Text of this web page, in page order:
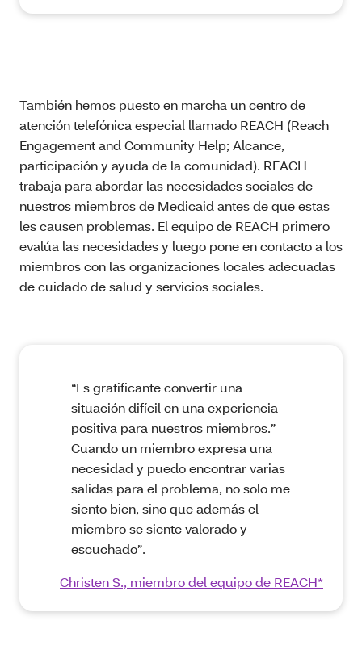
También hemos puesto en marcha un centro de
atención telefónica especial llamado REACH (Reach
Engagement and Community Help; Alcance,
participación y ayuda de la comunidad). REACH
trabaja para abordar las necesidades sociales de
nuestros miembros de Medicaid antes de que estas
les causen problemas. El equipo de REACH primero
evalúa las necesidades y luego pone en contacto a los
miembros con las organizaciones locales adecuadas
de cuidado de salud y servicios sociales.
“Es gratificante convertir una
situación difícil en una experiencia
positiva para nuestros miembros.”
Cuando un miembro expresa una
necesidad y puedo encontrar varias
salidas para el problema, no solo me
siento bien, sino que además el
miembro se siente valorado y
escuchado”.
Christen S., miembro del equipo de REACH*